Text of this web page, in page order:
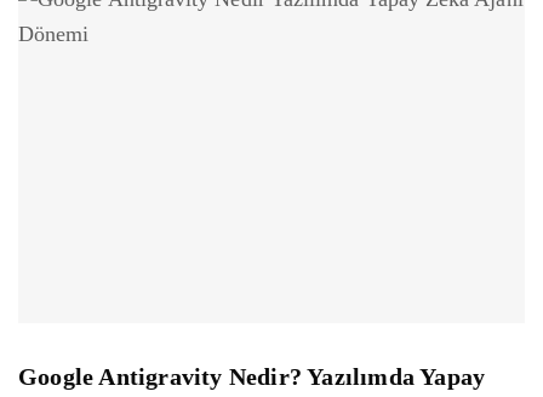
Google Antigravity Nedir? Yazılımda Yapay